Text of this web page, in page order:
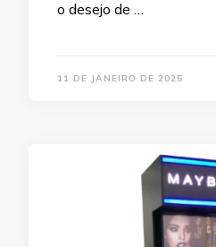
o desejo de …
11 DE JANEIRO DE 2025